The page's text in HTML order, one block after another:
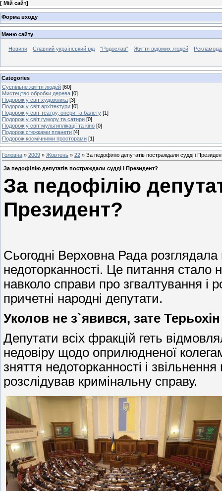
[ Мій сайт]
Форма входу
Меню сайту
Новини Славний український рід "Родослав" Життя відомих людей
Categories
Суспільне життя людей [60]
Мистецтво обробки дерева [0]
Подорож у світ художника [3]
Подорож у світ архітектури [0]
Подорож у світ театру, опери та балету [1]
Подорож у світ гумору та сатири [0]
Подорож у світ мультиплікації та кіно [0]
Подорож стежками планети [4]
Подорож космічними просторами [1]
Головна » 2009 » Жовтень » 22 » За педофілію депутатів постраждали судді і
За педофілію депутатів постраждали судді і Президент?
За педофілію
Президент?
Сьогодні Верховна Рада розглядала
недоторканності. Це питання
навколо справи про згвалтування і
причетні народні депутати.
Уколов не з`явився, зате
Депутати всіх фракцій геть
недовіру щодо оприлюдненої
зняття недоторканності і
розслідував кримінальну справу.